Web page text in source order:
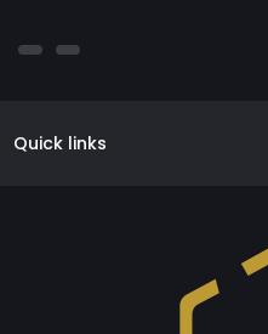
Quick links